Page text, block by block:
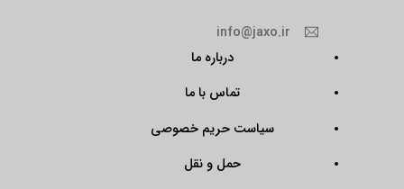
info@jaxo.ir
درباره ما
تماس با ما
سیاست حریم خصوصی
حمل و نقل